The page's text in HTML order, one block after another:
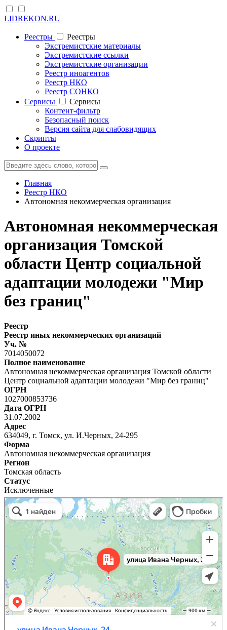
LIDREKON.RU
Реестры
Реестры
Экстремистские материалы
Экстремистские ссылки
Экстремистские организации
Реестр иноагентов
Реестр НКО
Реестр СОНКО
Cервисы
Cервисы
Контент-фильтр
Безопасный поиск
Версия сайта для слабовидящих
Скрипты
О проекте
Главная
Реестр НКО
Автономная некоммерческая организация
Автономная некоммерческая
организация Томской
области Центр социальной
адаптации молодежи "Мир
без границ"
Реестр
Реестр иных некоммерческих организаций
Уч. №
7014050072
Полное наименование
Автономная некоммерческая организация Томской области
Центр социальной адаптации молодежи "Мир без границ"
ОГРН
1027000853736
Дата ОГРН
31.07.2002
Адрес
634049, г. Томск, ул. И.Черных, 24-295
Форма
Автономная некоммерческая организация
Регион
Томская область
Статус
Исключенные